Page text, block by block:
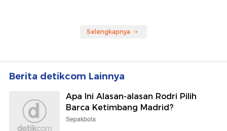
Selengkapnya
Berita detikcom Lainnya
Apa Ini Alasan-alasan Rodri Pilih
Barca Ketimbang Madrid?
Sepakbola